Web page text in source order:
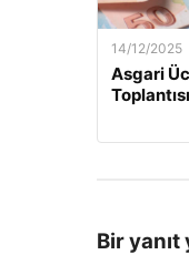
14/12/2025
Asgari
Bir yanıt